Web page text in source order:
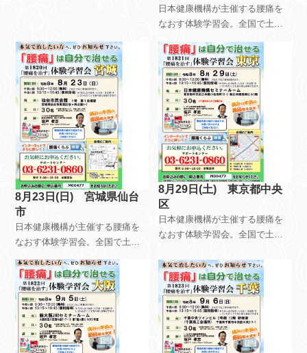
は会員限定で開催しています。
自分で慢性痛を治すためのメン
テナンス方法を指導していま
す。
日本健康機構が主催する腰痛を
なおす体験学習会。全国で土曜
上開催しています。午前中はだ
れが参加しても無料です。午後
は会員限定で開催しています。
自分で慢性痛を治すためのメン
テナンス方法を指導していま
す。
8月23日(日) 宮城県仙台
市
日本健康機構が主催する腰痛を
なおす体験学習会。全国で土曜
上開催しています。午前中はだ
れが参加しても無料です。午後
は会員限定で開催しています。
自分で慢性痛を治すためのメン
テナンス方法を指導していま
す。
8月29日(土) 東京都中央
区
日本健康機構が主催する腰痛を
なおす体験学習会。全国で土曜
上開催しています。午前中はだ
れが参加しても無料です。午後
は会員限定で開催しています。
自分で慢性痛を治すためのメン
テナンス方法を指導していま
す。